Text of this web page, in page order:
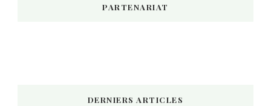
PARTENARIAT
DERNIERS ARTICLES